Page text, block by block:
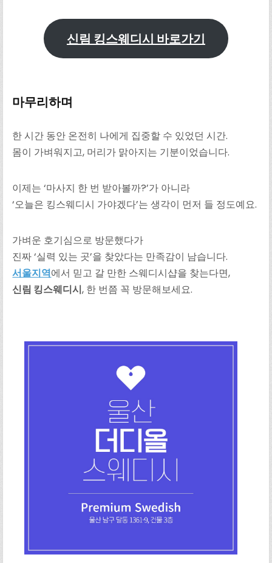
신림 킹스웨디시 바로가기
마무리하며
한 시간 동안 온전히 나에게 집중할 수 있었던 시간.
몸이 가벼워지고, 머리가 맑아지는 기분이었습니다.
이제는 ‘마사지 한 번 받아볼까?’가 아니라
‘오늘은 킹스웨디시 가야겠다’는 생각이 먼저 들 정도예요.
가벼운 호기심으로 방문했다가
진짜 ‘실력 있는 곳’을 찾았다는 만족감이 남습니다.
서울지역에서 믿고 갈 만한 스웨디시샵을 찾는다면,
신림 킹스웨디시, 한 번쯤 꼭 방문해보세요.